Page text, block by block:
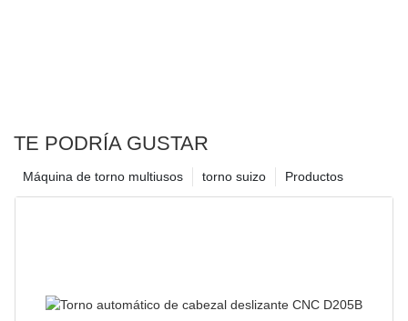
TE PODRÍA GUSTAR
Productos
torno suizo
Máquina de torno multiusos